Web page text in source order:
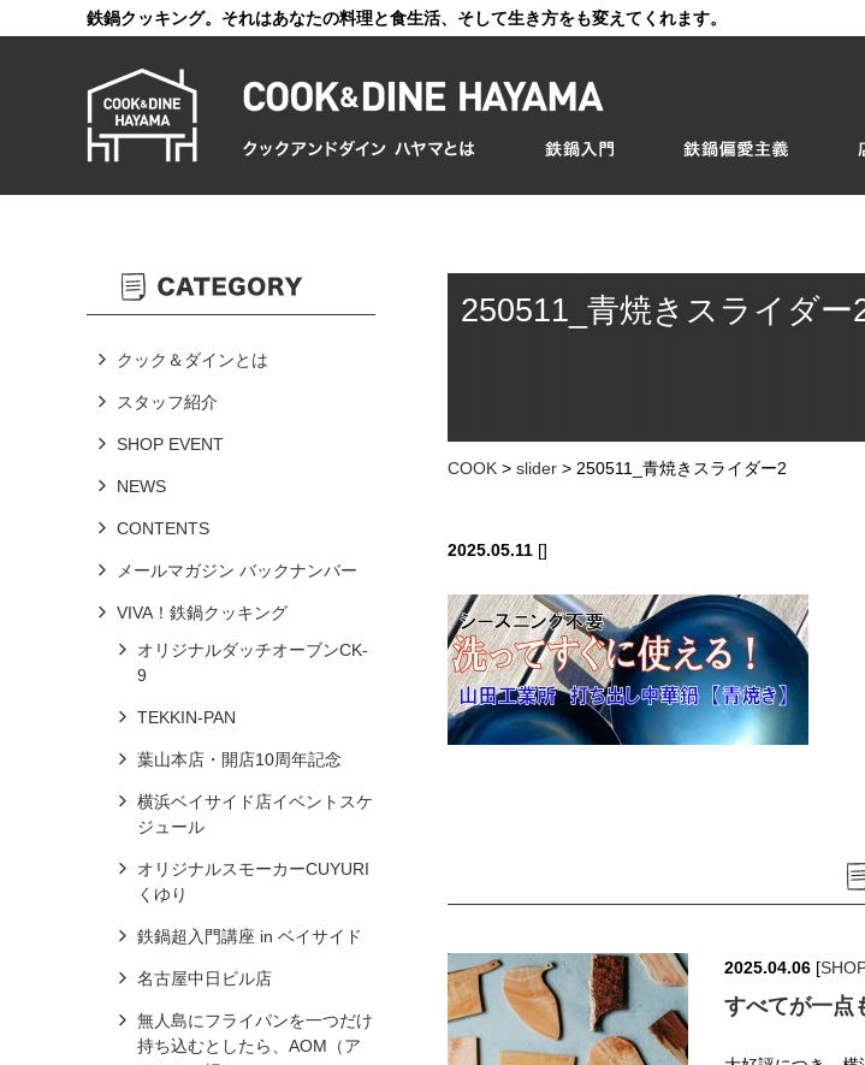
鉄鍋クッキング。それはあなたの料理と食生活、そして生き方をも変えてくれます。
250511_青焼きスライダー
COOK > slider > 250511_青焼きスライダー2
2025.05.11 []
2025.04.06 [
すべてが一点
クック＆ダインとは
スタッフ紹介
SHOP EVENT
NEWS
CONTENTS
メールマガジン バックナンバー
VIVA！鉄鍋クッキング
オリジナルダッチオーブンCK-
9
TEKKIN-PAN
葉山本店・開店10周年記念
横浜ベイサイド店イベントスケ
ジュール
オリジナルスモーカーCUYURI
くゆり
鉄鍋超入門講座 in ベイサイド
名古屋中日ビル店
無人島にフライパンを一つだけ
持ち込むとしたら、AOM（ア